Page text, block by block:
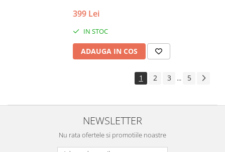
399 Lei
IN STOC
ADAUGA IN COS
1 2 3 ... 5
NEWSLETTER
Nu rata ofertele si promotiile noastre